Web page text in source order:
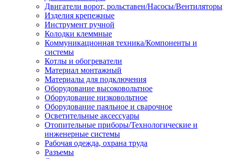
Двигатели ворот, рольставен/Насосы/Вентиляторы
Изделия крепежные
Инструмент ручной
Колодки клеммные
Коммуникационная техника/Компоненты и
системы
Котлы и обогреватели
Материал монтажный
Материалы для подключения
Оборудование высоковольтное
Оборудование низковольтное
Оборудование паяльное и сварочное
Осветительные аксессуары
Отопительные приборы/Технологические и
инженерные системы
Рабочая одежда, охрана труда
Разъемы